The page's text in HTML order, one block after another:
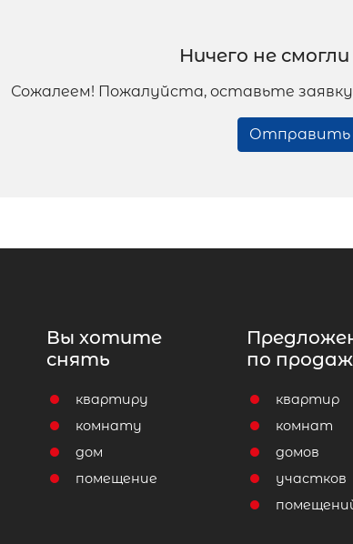
Ничего не
Сожалеем! Пожалуйста, оставьте
Отправить
Вы хотите
снять
квартиру
комнату
дом
помещение
по
квартир
комнат
домов
участков